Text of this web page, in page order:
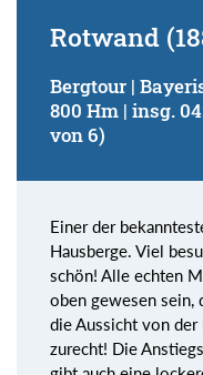
Rotwand
Bergtour |
800 Hm | insg.
von 6)
Einer der
Hausberge. Viel
schön! Alle echten
oben gewesen sein,
die Aussicht von der
zurecht! Die